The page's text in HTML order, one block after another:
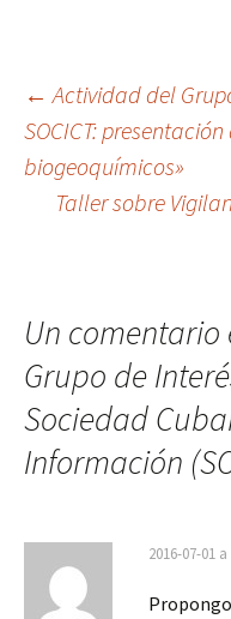
de
← Actividad del
SOCICT:
biogeoquímicos»
Taller sobre
Un comentario
Grupo de
Sociedad
Información
2016-07-01